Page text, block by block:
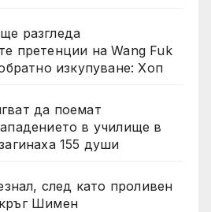
разгледа
претенции на Wang Fuk
изкупуване: Хоп
да поемат
в училище в
155 души
след като проливен
Шимен